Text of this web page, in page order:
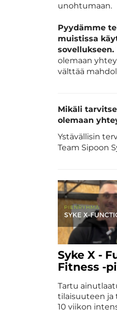
unohtumaan.
Pyydämme
muistissa
sovellukseen.
olemaan
välttää
Mikäli
olemaan
Ystävällisin
​​​​​​​Team Sipoon
Syke X -
Fitness -
Tartu
tilaisuuteen ja
10 viikon